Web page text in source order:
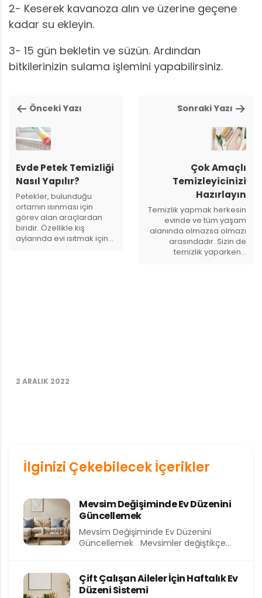
2 ARALIK 2022
2- Keserek kavanoza alın ve üzerine geçene
kadar su ekleyin.
3- 15 gün bekletin ve süzün. Ardından
bitkilerinizin sulama işlemini yapabilirsiniz.
Önceki Yazı
Evde Petek Temizliği
Nasıl Yapılır?
Petekler, bulunduğu
ortamın ısınması için
görev alan araçlardan
biridir. Özellikle kış
aylarında evi ısıtmak için…
Sonraki Yazı
Çok Amaçlı
Temizleyicinizi
Hazırlayın
Temizlik yapmak herkesin
evinde ve tüm yaşam
alanında olmazsa olmazı
arasındadır. Sizin de
temizlik yaparken…
İlginizi Çekebilecek İçerikler
Mevsim Değişiminde Ev Düzenini
Güncellemek
Mevsim Değişiminde Ev Düzenini
Güncellemek Mevsimler değiştikçe
Çift Çalışan Aileler İçin Haftalık Ev
Düzeni Sistemi